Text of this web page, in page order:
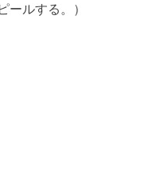
ールする。）
ル